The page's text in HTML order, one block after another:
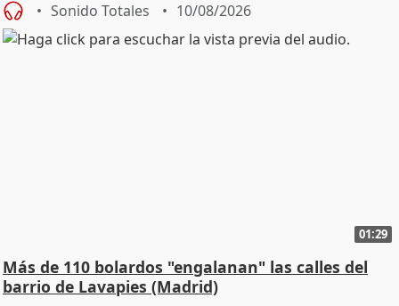
Sonido Totales 10/08/2026
01:29
Más de 110 bolardos "engalanan" las calles del
barrio de Lavapies (Madrid)